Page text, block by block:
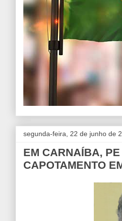
segunda-feira, 22 de junho de
EM CARNAÍBA,
CAPOTAMENTO